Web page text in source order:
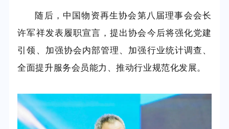
随后，中国物资再生协会第八届理事会会长
许军祥发表履职宣言，提出协会今后将强化党建
引领、加强协会内部管理、加强行业统计调查、
全面提升服务会员能力、推动行业规范化发展。